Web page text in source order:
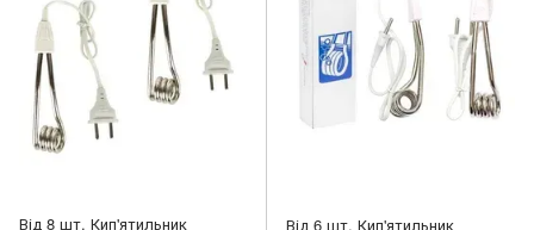
Від 8 шт. Кип'ятильник
Від 6 шт. Кип'ятильник